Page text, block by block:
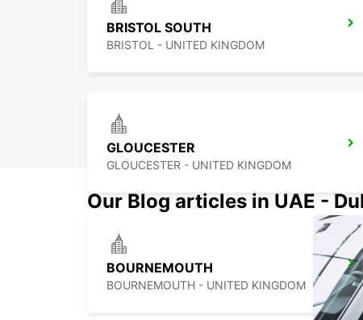
BRISTOL SOUTH
BRISTOL - UNITED KINGDOM
GLOUCESTER
GLOUCESTER - UNITED KINGDOM
BOURNEMOUTH
BOURNEMOUTH - UNITED KINGDOM
Our Blog articles in UAE -